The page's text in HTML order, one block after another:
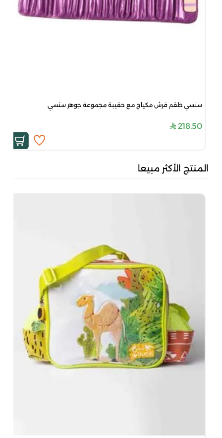
سنسي طقم فرش مكياج مع حقيبة مجموعة جوهر سنسي
218.50
المنتج الأكثر مبيعا